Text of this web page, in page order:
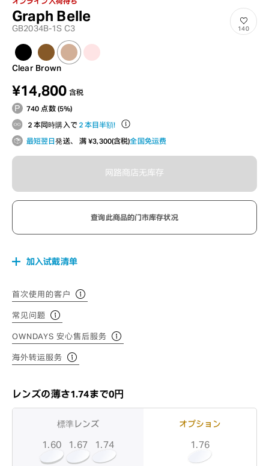
Graph Belle
GB2034B-1S C3 140
Clear Brown
¥14,800 含税
740 点数 (5%)
２本同時購入で ２本目半額！
最短翌日発送、 满 ¥3,300(含税)全国免运费
网路商店无库存
查询此商品的门市库存状况
加入试戴清单
首次使用的客户
常见问题
OWNDAYS 安心售后服务
海外转运服务
レンズの薄さ1.74まで0円
標準レンズ
1.60 1.67 1.74
オプション
1.76